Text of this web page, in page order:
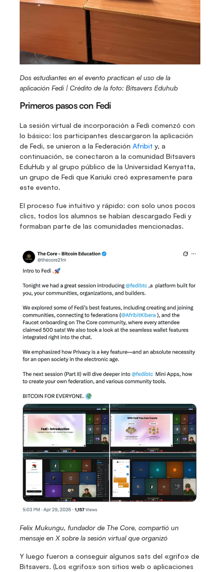
Dos estudiantes en el evento practican el uso de la
aplicación Fedi | Crédito de la foto: Bitsavers Eduhub
Primeros pasos con Fedi
La sesión virtual de incorporación a Fedi comenzó con
lo básico: los participantes descargaron la aplicación
de Fedi, se unieron a la Federación Afribit y, a
continuación, se conectaron a la comunidad Bitsavers
EduHub y al grupo público de la Universidad Kenyatta,
un grupo de Fedi que Kariuki creó expresamente para
este evento.
El proceso fue intuitivo y rápido: con solo unos pocos
clics, todos los alumnos se habían descargado Fedi y
formaban parte de las comunidades mencionadas.
Felix Mukungu, fundador de The Core, compartió un
mensaje en X sobre la sesión virtual que organizó
Y luego fueron a conseguir algunos sats del «grifo» de
Bitsavers. (Los «grifos» son sitios web o aplicaciones